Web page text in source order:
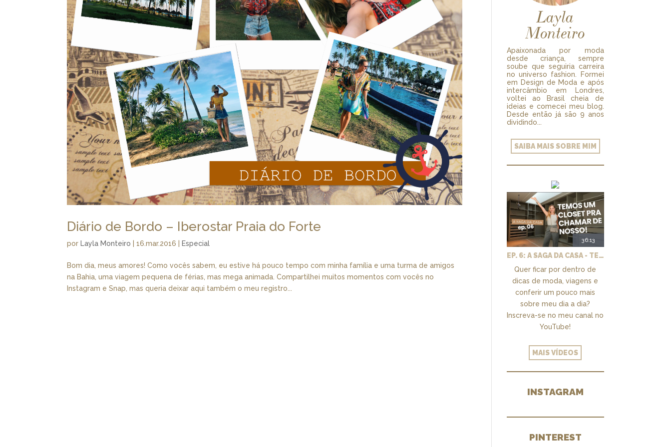
Diário de Bordo – Iberostar Praia do Forte
por Layla Monteiro |16.mar.2016 Especial
Bom dia, meus amores! Como vocês sabem, eu estive há pouco tempo com minha família e uma turma de amigos
na Bahia, uma viagem pequena de férias, mas mega animada. Compartilhei muitos momentos com vocês no
Instagram e Snap, mas queria deixar aqui também o meu registro...
Layla
Monteiro
Apaixonada por moda
desde criança, sempre
soube que seguiria carreira
no universo fashion. Formei
em Design de Moda e após
intercâmbio em Londres,
voltei ao Brasil cheia de
ideias e comecei meu blog.
Desde então já são 9 anos
dividindo...
SAIBA MAIS SOBRE MIM
36:13
EP. 6: A SAGA DA CASA - TEMOS UM CLOSET PRA CHAMAR DE NOSSO + MARCENARIA E PAISAGISMO
Quer ficar por dentro de
dicas de moda, viagens e
conferir um pouco mais
sobre meu dia a dia?
Inscreva-se no meu canal no
YouTube!
MAIS VÍDEOS
INSTAGRAM
PINTEREST